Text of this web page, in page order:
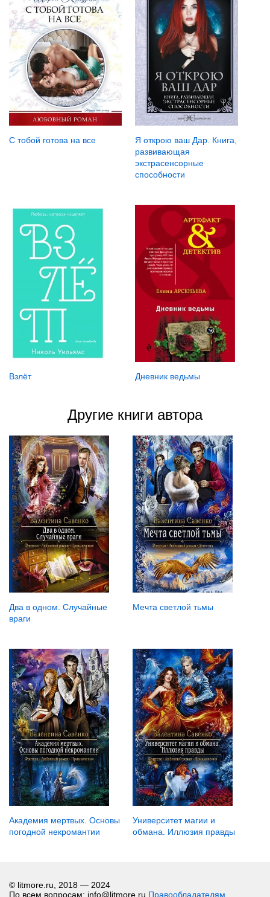
С тобой готова на все
Я открою ваш Дар. Книга,
развивающая
экстрасенсорные
способности
Взлёт Дневник ведьмы
Другие книги автора
Два в одном. Случайные
враги
Мечта светлой тьмы
Академия мертвых. Основы
погодной некромантии
Университет магии и
обмана. Иллюзия правды
© litmore.ru, 2018 — 2024
По всем вопросам: info@litmore.ru Правообладателям